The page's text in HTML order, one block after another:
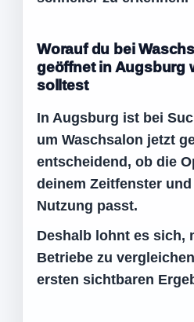
Worauf du bei
geöffnet in Augsburg
solltest
In Augsburg ist bei
um Waschsalon jetzt
entscheidend, ob die
deinem Zeitfenster
Nutzung passt.
Deshalb lohnt es sich,
Betriebe zu
ersten sichtbaren